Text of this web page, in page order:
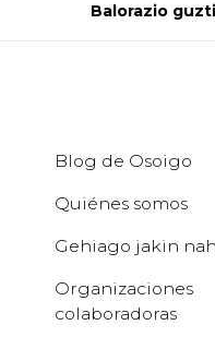
Balorazio
Blog de Osoigo
Quiénes somos
Gehiago jakin
Organizaciones
colaboradoras